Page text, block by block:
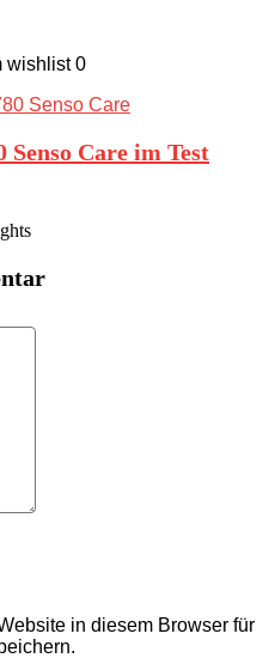
wishlist 0
Care im Test
in diesem Browser für